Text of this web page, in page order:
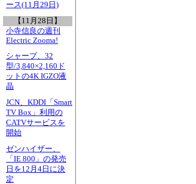
ース(11月29日)
【11月28日】
小寺信良の週刊
Electric Zooma!
シャープ、32
型/3,840×2,160ド
ットの4K IGZO液
晶
JCN、KDDI「Smart
TV Box」利用の
CATVサービスを
開始
ゼンハイザー、
「IE 800」の発売
日を12月4日に決
定